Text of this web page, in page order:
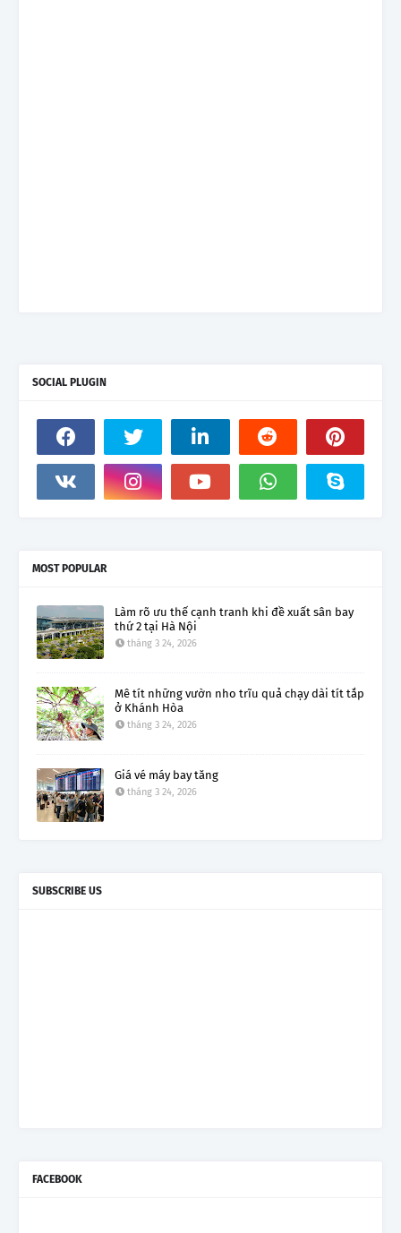
SOCIAL PLUGIN
MOST POPULAR
Làm rõ ưu thế cạnh tranh khi đề xuất sân bay
thứ 2 tại Hà Nội
tháng 3 24, 2026
Mê tít những vườn nho trĩu quả chạy dài tít tắp
ở Khánh Hòa
tháng 3 24, 2026
Giá vé máy bay tăng
tháng 3 24, 2026
SUBSCRIBE US
FACEBOOK